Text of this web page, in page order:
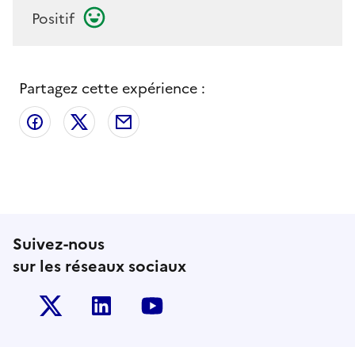
Positif
Partagez cette expérience :
Partager sur Facebook
Partager sur X
Suivez-nous
sur les réseaux sociaux
Twitter-x Linkedin